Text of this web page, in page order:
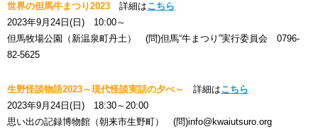
世界の但馬牛まつり2023 詳細はこちら
2023年9月24日(日) 10:00～
但馬牧場公園（新温泉町丹土） (問)但馬“牛まつり”実行委員会 0796-
82-5625
生野怪談物語2023～現代怪談実話の夕べ～ 詳細はこちら
2023年9月24日(日) 18:30～20:00
思い出の記録博物館（朝来市生野町） (問)info@kwaiutsuro.org